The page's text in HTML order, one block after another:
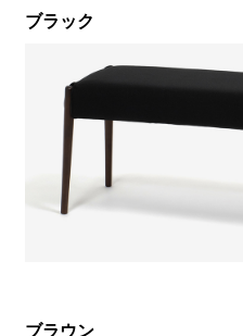
ブラック
ブラウン